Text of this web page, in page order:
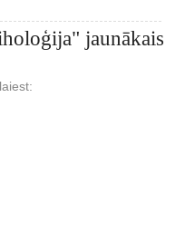
jaunākais